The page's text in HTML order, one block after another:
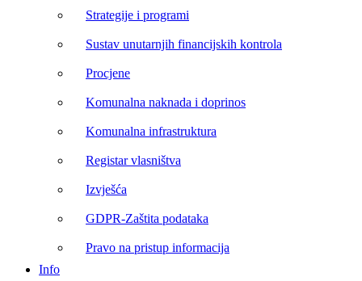
Strategije i programi
Sustav unutarnjih financijskih kontrola
Procjene
Komunalna naknada i doprinos
Komunalna infrastruktura
Registar vlasništva
Izvješća
GDPR-Zaštita podataka
Pravo na pristup informacija
Info